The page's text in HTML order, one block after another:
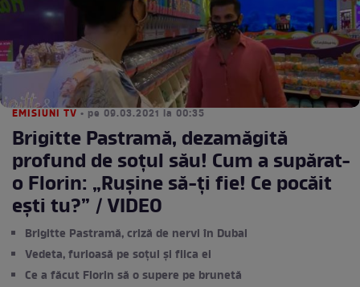
EMISIUNI TV • pe 09.03.2021 la 00:35
Brigitte Pastramă, dezamăgită
profund de soțul său! Cum a supărat-
o Florin: „Rușine să-ți fie! Ce pocăit
ești tu?” / VIDEO
Brigitte Pastramă, criză de nervi în Dubai
Vedeta, furioasă pe soțul și fiica ei
Ce a făcut Florin să o supere pe brunetă